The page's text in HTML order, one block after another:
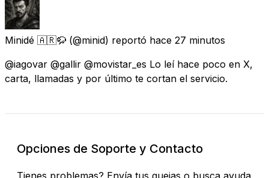
Minidé 🇦🇷🦬 (@minid) reportó hace 27 minutos
@iagovar @gallir @movistar_es Lo leí hace poco en X,
carta, llamadas y por último te cortan el servicio.
Opciones de Soporte y Contacto
Tienes problemas? Envía tus quejas o busca ayuda